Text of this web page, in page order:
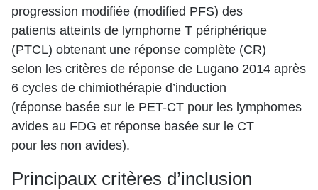
progression modifiée (modified PFS) des
patients atteints de lymphome T périphérique
(PTCL) obtenant une réponse complète (CR)
selon les critères de réponse de Lugano 2014 après
6 cycles de chimiothérapie d’induction
(réponse basée sur le PET-CT pour les lymphomes
avides au FDG et réponse basée sur le CT
pour les non avides).
Principaux critères d’inclusion